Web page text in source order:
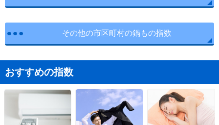
その他の市区町村の鍋もの指数
おすすめの指数